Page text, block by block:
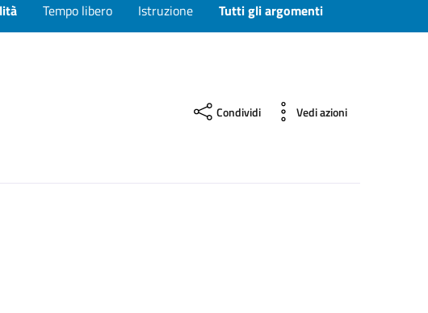
Tempo libero Istruzione Tutti gli argomenti
Condividi Vedi azioni